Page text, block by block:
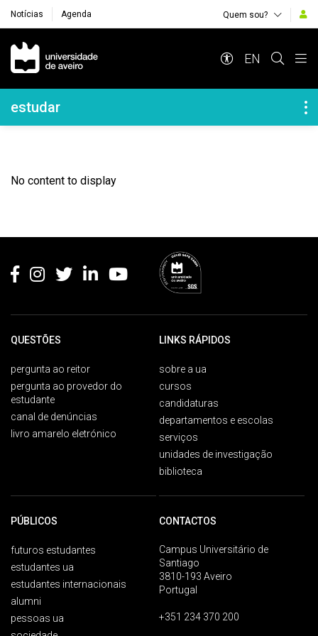
Notícias Agenda Quem sou?
Navegação Principal
EN
Navegação Lateral
estudar
No content to display
QUESTÕES
pergunta ao reitor
pergunta ao provedor do
estudante
canal de denúncias
livro amarelo eletrónico
LINKS RÁPIDOS
sobre a ua
cursos
candidaturas
departamentos e escolas
serviços
unidades de investigação
biblioteca
PÚBLICOS
futuros estudantes
estudantes ua
estudantes internacionais
alumni
pessoas ua
CONTACTOS
Campus Universitário de
Santiago
3810-193 Aveiro
Portugal
+351 234 370 200